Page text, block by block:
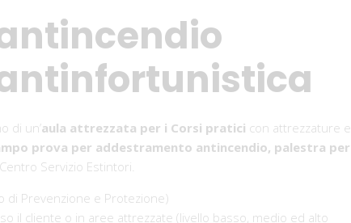
di un’aula attrezzata per i Corsi pratici con attrezzature e
prova per addestramento antincendio, palestra per
Servizio Estintori.
di Prevenzione e Protezione)
il cliente o in aree attrezzate (livello basso, medio ed alto